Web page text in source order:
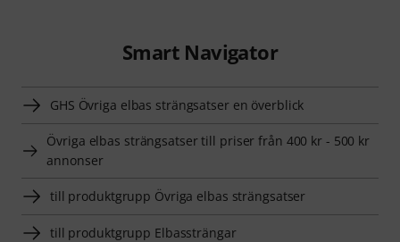
Smart Navigator
GHS Övriga elbas strängsatser en överblick
Övriga elbas strängsatser till priser från 400 kr - 500 kr
annonser
till produktgrupp Övriga elbas strängsatser
till produktgrupp Elbassträngar